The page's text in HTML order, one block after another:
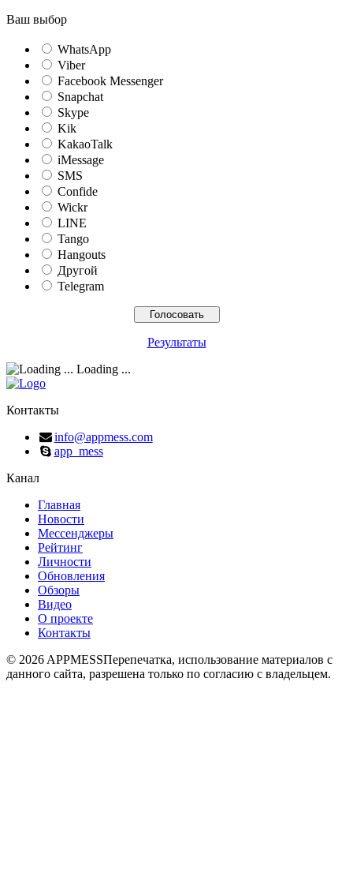
Ваш выбор
WhatsApp
Viber
Facebook Messenger
Snapchat
Skype
Kik
KakaoTalk
iMessage
SMS
Confide
Wickr
LINE
Tango
Hangouts
Другой
Telegram
Результаты
Loading ...
Контакты
info@appmess.com
app_mess
Канал
Главная
Новости
Мессенджеры
Рейтинг
Личности
Обновления
Обзоры
Видео
О проекте
Контакты
© 2026 APPMESSПерепечатка, использование материалов с
данного сайта, разрешена только по согласию с владельцем.